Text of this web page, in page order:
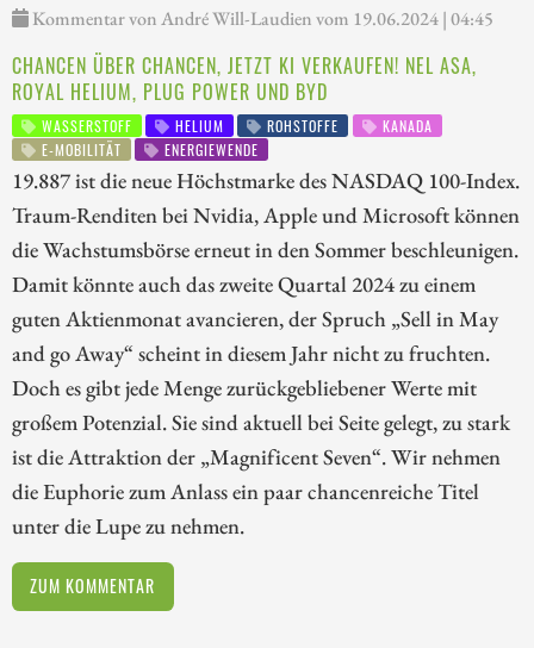
Kommentar von André Will-Laudien vom 19.06.2024 | 04:45
CHANCEN ÜBER CHANCEN, JETZT KI VERKAUFEN! NEL ASA,
ROYAL HELIUM, PLUG POWER UND BYD
WASSERSTOFF HELIUM ROHSTOFFE
KANADA
E-MOBILITÄT
ENERGIEWENDE
19.887 ist die neue Höchstmarke des NASDAQ 100-Index.
Traum-Renditen bei Nvidia, Apple und Microsoft können
die Wachstumsbörse erneut in den Sommer beschleunigen.
Damit könnte auch das zweite Quartal 2024 zu einem
guten Aktienmonat avancieren, der Spruch „Sell in May
and go Away“ scheint in diesem Jahr nicht zu fruchten.
Doch es gibt jede Menge zurückgebliebener Werte mit
großem Potenzial. Sie sind aktuell bei Seite gelegt, zu stark
ist die Attraktion der „Magnificent Seven“. Wir nehmen
die Euphorie zum Anlass ein paar chancenreiche Titel
unter die Lupe zu nehmen.
ZUM KOMMENTAR